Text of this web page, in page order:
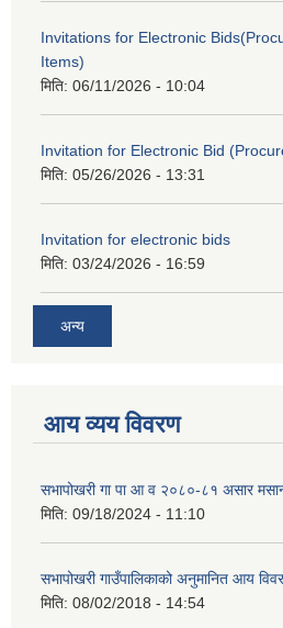
Invitations for Electronic
Items)
मिति: 06/11/2026 - 10:04
Invitation for Electronic Bid
मिति: 05/26/2026 - 13:31
Invitation for electronic bids
मिति: 03/24/2026 - 16:59
अन्य
आय व्यय विवरण
सभापोखरी गा पा आ व २०८०-८१ असार
मिति: 09/18/2024 - 11:10
सभापोखरी गाउँपालिकाको अनुमानित आय
मिति: 08/02/2018 - 14:54